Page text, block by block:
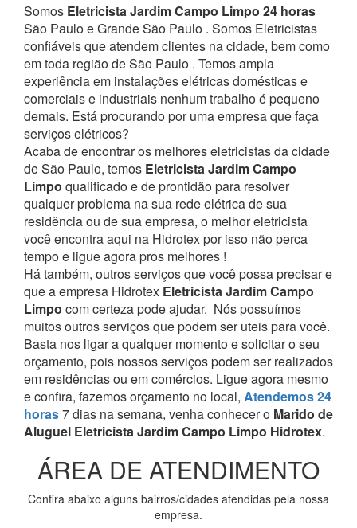
Somos Eletricista Jardim Campo Limpo 24 horas
São Paulo e Grande São Paulo . Somos Eletricistas
confiáveis que atendem clientes na cidade, bem como
em toda região de São Paulo . Temos ampla
experiência em instalações elétricas domésticas e
comerciais e industriais nenhum trabalho é pequeno
demais. Está procurando por uma empresa que faça
serviços elétricos?
Acaba de encontrar os melhores eletricistas da cidade
de São Paulo, temos Eletricista Jardim Campo
Limpo qualificado e de prontidão para resolver
qualquer problema na sua rede elétrica de sua
residência ou de sua empresa, o melhor eletricista
você encontra aqui na Hidrotex por isso não perca
tempo e ligue agora pros melhores !
Há também, outros serviços que você possa precisar e
que a empresa Hidrotex Eletricista Jardim Campo
Limpo com certeza pode ajudar. Nós possuímos
muitos outros serviços que podem ser uteis para você.
Basta nos ligar a qualquer momento e solicitar o seu
orçamento, pois nossos serviços podem ser realizados
em residências ou em comércios. Ligue agora mesmo
e confira, fazemos orçamento no local, Atendemos 24
horas7 dias na semana, venha conhecer o Marido de
Aluguel Eletricista Jardim Campo Limpo Hidrotex.
ÁREA DE ATENDIMENTO
Confira abaixo alguns bairros/cidades atendidas pela nossa
empresa.